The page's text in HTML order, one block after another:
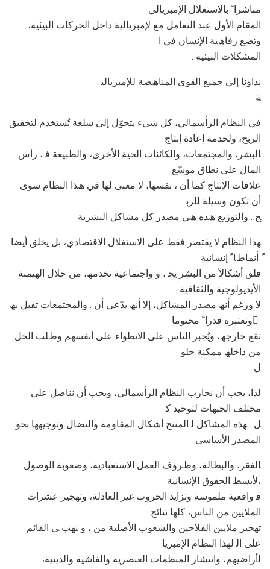
ﻣﺒﺎﺷﺮا ً ﺑﺎﻻﺳﺘﻐﻼل اﻹﻣﺒﺮﯾﺎﻟﻲ
اﻟﻤﻘﺎم اﻷول ﻋﻨﺪ اﻟﺘﻌﺎﻣﻞ ﻣﻊ ﻹﻣﺒﺮﯾﺎﻟﯿﺔ داﺧﻞ اﻟﺤﺮﻛﺎت اﻟﺒﯿﺌﯿﺔ،
وﺗﻀﻊ رﻓﺎھﯿﺔ اﻹﻧﺴﺎن ﻓﻲ ا
. اﻟﻤﺸﻜﻼت اﻟﺒﯿﺌﯿﺔ
: ﻧﺪاؤﻧﺎ إﻟﻰ ﺟﻤﯿﻊ اﻟﻘﻮى اﻟﻤﻨﺎھﻀﺔ ﻟﻺﻣﺒﺮﯾﺎﻟﯿ
ﺔ
ﻓﻲ اﻟﻨﻈﺎم اﻟﺮأﺳﻤﺎﻟﻲ، ﻛﻞ ﺷﻲء ﯾﺘﺤﻮّل إﻟﻰ ﺳﻠﻌﺔ ﺗُﺴﺘﺨﺪم ﻟﺘﺤﻘﯿﻖ
اﻟﺮﺑﺢ، وﻟﺨﺪﻣﺔ إﻋﺎدة إﻧﺘﺎج
ﺎﻟﺒﺸﺮ، واﻟﻤﺠﺘﻤﻌﺎت، واﻟﻜﺎﺋﻨﺎت اﻟﺤﯿﺔ اﻷﺧﺮى، واﻟﻄﺒﯿﻌﺔ ﻓ ، رأس
اﻟﻤﺎل ﻋﻠﻰ ﻧﻄﺎق ﻣﻮﺳّﻊ
ﻋﻼﻗﺎت اﻹﻧﺘﺎج ﻛﻤﺎ أن ، ﻧﻔﺴﮭﺎ، ﻻ ﻣﻌﻨﻰ ﻟﮭﺎ ﻓﻲ ھﺬا اﻟﻨﻈﺎم ﺳﻮى
أن ﺗﻜﻮن وﺳﯿﻠﺔ ﻟﻠﺮﺑ
ﺢ . واﻟﺘﻮزﯾﻊ ھﺬه ھﻲ ﻣﺼﺪر ﻛﻞ ﻣﺸﺎﻛﻞ اﻟﺒﺸﺮﯾﺔ
ﮭﺬا اﻟﻨﻈﺎم ﻻ ﯾﻘﺘﺼﺮ ﻓﻘﻂ ﻋﻠﻰ اﻻﺳﺘﻐﻼل اﻻﻗﺘﺼﺎدي، ﺑﻞ ﯾﺨﻠﻖ أﯾﻀﺎ
ً أﻧﻤﺎطﺎ ً إﻧﺴﺎﻧﯿﺔ
ﻓﻠﻖ أﺷﻜﺎﻻً ﻣﻦ اﻟﺒﺸﺮ ﯾﺨ ، و واﺟﺘﻤﺎﻋﯿﺔ ﺗﺨﺪﻣﮫ، ﻣﻦ ﺧﻼل اﻟﮭﯿﻤﻨﺔ
اﻷﯾﺪﯾﻮﻟﻮﺟﯿﺔ واﻟﺜﻘﺎﻓﯿﺔ
ﻻ ورﻏﻢ أﻧﮫ ﻣﺼﺪر اﻟﻤﺸﺎﻛﻞ، إﻻ أﻧﮫ ﯾﺪّﻋﻲ أن . واﻟﻤﺠﺘﻤﻌﺎت ﺗﻘﺒﻞ ﺑﮫ
وﺗﻌﺘﺒﺮه ﻗﺪرا ً ﻣﺤﺘﻮﻣﺎ ً
. ﺗﻘﻊ ﺧﺎرﺟﮫ، وﯾُﺠﺒﺮ اﻟﻨﺎس ﻋﻠﻰ اﻻﻧﻄﻮاء ﻋﻠﻰ أﻧﻔﺴﮭﻢ وطﻠﺐ اﻟﺤﻞ
ﻣﻦ داﺧﻠﮫ ﻣﻤﻜﻨﺔ ﺣﻠﻮ
ل
ﻟﺬا، ﯾﺠﺐ أن ﻧﺤﺎرب اﻟﻨﻈﺎم اﻟﺮأﺳﻤﺎﻟﻲ، وﯾﺠﺐ أن ﻧﻨﺎﺿﻞ ﻋﻠﻰ
ﻣﺨﺘﻠﻒ اﻟﺠﺒﮭﺎت ﻟﺘﻮﺣﯿﺪ ﻛ
ﻞ . ﮭﺬه اﻟﻤﺸﺎﻛﻞ ﻟ اﻟﻤﻨﺘﺞ أﺷﻜﺎل اﻟﻤﻘﺎوﻣﺔ واﻟﻨﻀﺎل وﺗﻮﺟﯿﮭﮭﺎ ﻧﺤﻮ
اﻟﻤﺼﺪر اﻷﺳﺎﺳﻲ
ﺎﻟﻔﻘﺮ، واﻟﺒﻄﺎﻟﺔ، وظﺮوف اﻟﻌﻤﻞ اﻻﺳﺘﻌﺒﺎدﯾﺔ، وﺻﻌﻮﺑﺔ اﻟﻮﺻﻮل
ﻷﺑﺴﻂ اﻟﺤﻘﻮق اﻹﻧﺴﺎﻧﯿﺔ،
ﻓ واﻗﻌﯿﺔ ﻣﻠﻤﻮﺳﺔ وﺗﺰاﯾﺪ اﻟﺤﺮوب ﻏﯿﺮ اﻟﻌﺎدﻟﺔ، وﺗﮭﺠﯿﺮ ﻋﺸﺮات
اﻟﻤﻼﯾﯿﻦ ﻣﻦ اﻟﻨﺎس، ﻛﻠﮭﺎ ﻧﺘﺎﺋﺞ
ﺗﮭﺠﯿﺮ ﻣﻼﯾﯿﻦ اﻟﻔﻼﺣﯿﻦ واﻟﺸﻌﻮب اﻷﺻﻠﯿﺔ ﻣﻦ ، و ﻨﮭﺐ ﻲ اﻟﻘﺎﺋﻢ
ﻋﻠﻰ اﻟ ﻟﮭﺬا اﻟﻨﻈﺎم اﻹﻣﺒﺮﯾﺎ
ﻟأراﺿﯿﮭﻢ، واﻧﺘﺸﺎر اﻟﻤﻨﻈﻤﺎت اﻟﻌﻨﺼﺮﯾﺔ واﻟﻔﺎﺷﯿﺔ واﻟﺪﯾﻨﯿﺔ،